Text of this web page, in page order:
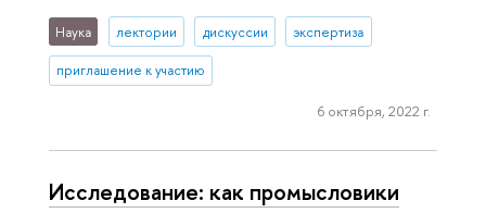
Наука лектории дискуссии экспертиза
приглашение к участию
6 октября, 2022 г.
Исследование: как промысловики